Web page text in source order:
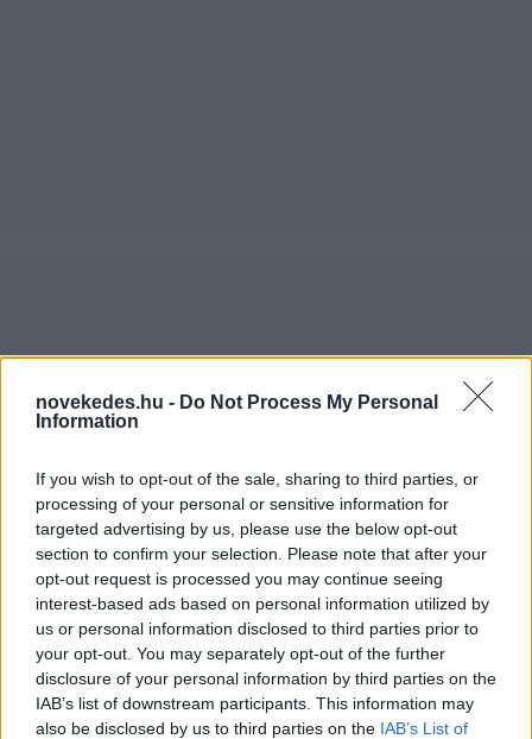
novekedes.hu - Do Not Process My Personal
Information
If you wish to opt-out of the sale, sharing to third parties, or
processing of your personal or sensitive information for
targeted advertising by us, please use the below opt-out
section to confirm your selection. Please note that after your
opt-out request is processed you may continue seeing
interest-based ads based on personal information utilized by
us or personal information disclosed to third parties prior to
your opt-out. You may separately opt-out of the further
disclosure of your personal information by third parties on the
IAB’s list of downstream participants. This information may
also be disclosed by us to third parties on the IAB’s List of
Nagyot estek a Mercedes
eladásai
Németországban és
Kínában
AUTÓ 2025. JAN. 10. MTI